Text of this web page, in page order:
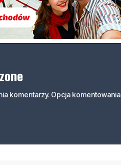
komentarzy. Opcja